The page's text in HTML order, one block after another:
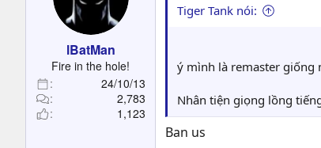
lBatMan
Fire in the hole!
24/10/13
2,783
1,123
Tiger Tank nói:
ý mình là remaster giống
Nhân tiện giọng lồng
Ban us